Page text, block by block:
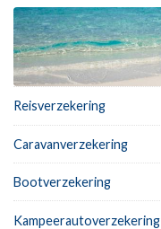
Reisverzekering
Caravanverzekering
Bootverzekering
Kampeerautoverzekering